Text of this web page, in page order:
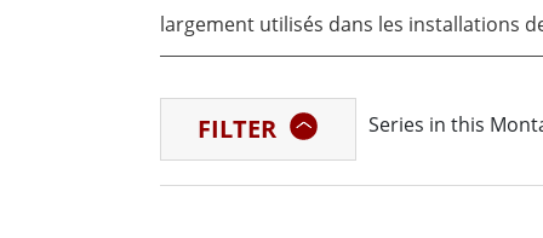
largement utilisés dans les installations
sont cruciales. Les écrans à montage
et le montage sur panneau, ce qui les
Winmate, l'un des principaux
panneau pour répondre aux exigences
FILTER Series in this